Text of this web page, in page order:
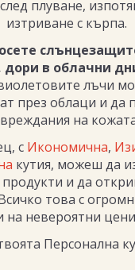
плуване,
изтриване с кърпа.
дори в облачни
лъчи
през облаци и да
на
с Икономична,
кутия, можеш да
продукти и да
това с
на невероятни
Персонална